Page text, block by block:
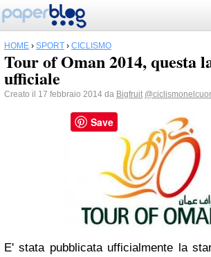
HOME › SPORT › CICLISMO
Tour of Oman 2014, questa
ufficiale
Creato il 17 febbraio 2014 da Bigfruit @ciclismonelcuor
E' stata pubblicata ufficialmente la
Save